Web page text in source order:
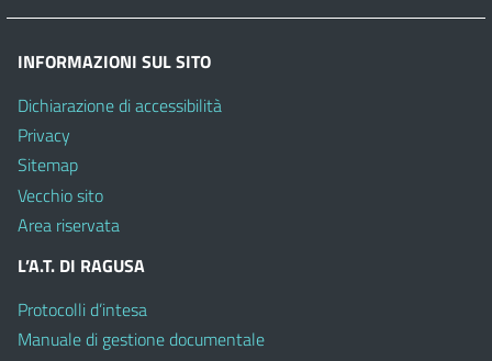
INFORMAZIONI SUL SITO
Dichiarazione di accessibilità
Privacy
Sitemap
Vecchio sito
Area riservata
L’A.T. DI RAGUSA
Protocolli d’intesa
Manuale di gestione documentale